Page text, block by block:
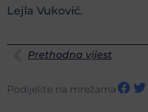
Lejla Vuković.
Prethodna vijest
Podijelite na mrežama